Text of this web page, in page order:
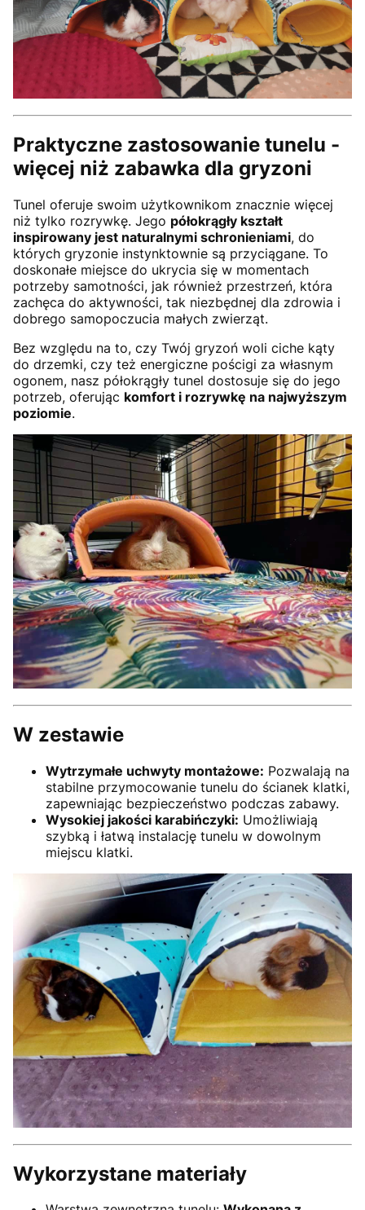
Praktyczne zastosowanie tunelu -
więcej niż zabawka dla gryzoni
Tunel oferuje swoim użytkownikom znacznie więcej
niż tylko rozrywkę. Jego półokrągły kształt
inspirowany jest naturalnymi schronieniami, do
których gryzonie instynktownie są przyciągane. To
doskonałe miejsce do ukrycia się w momentach
potrzeby samotności, jak również przestrzeń, która
zachęca do aktywności, tak niezbędnej dla zdrowia i
dobrego samopoczucia małych zwierząt.
Bez względu na to, czy Twój gryzoń woli ciche kąty
do drzemki, czy też energiczne pościgi za własnym
ogonem, nasz półokrągły tunel dostosuje się do jego
potrzeb, oferując komfort i rozrywkę na najwyższym
poziomie.
W zestawie
Wytrzymałe uchwyty montażowe: Pozwalają na
stabilne przymocowanie tunelu do ścianek klatki,
zapewniając bezpieczeństwo podczas zabawy.
Wysokiej jakości karabińczyki: Umożliwiają
szybką i łatwą instalację tunelu w dowolnym
miejscu klatki.
Wykorzystane materiały